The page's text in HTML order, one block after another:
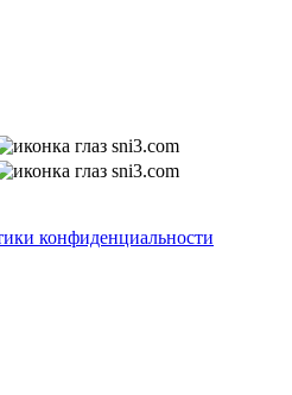
конфиденциальности